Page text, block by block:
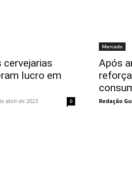
cervejarias
lucro em
abril de 2023 0
Mercado
Após
Redação